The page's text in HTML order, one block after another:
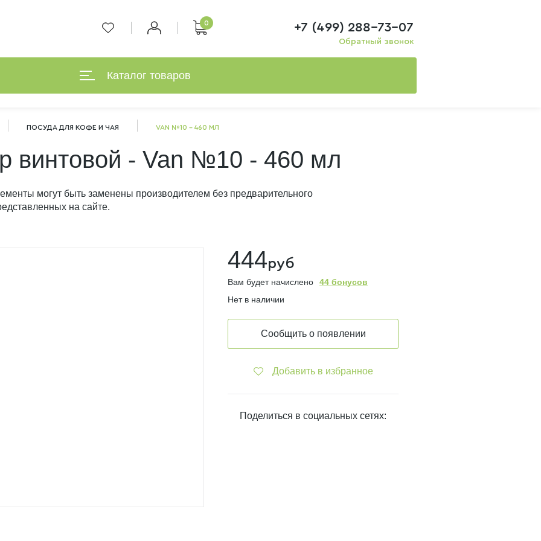
0
Каталог товаров
+7 (499) 288-73-07
Обратный звонок
ПОСУДА ДЛЯ КОФЕ И ЧАЯ VAN №10 - 460 МЛ
винтовой - Van №10 - 460 мл
могут быть заменены производителем без предварительного
на сайте.
444руб
Вам будет начислено
44 бонусов
Нет в наличии
Сообщить о появлении
Добавить в избранное
Поделиться в социальных сетях: